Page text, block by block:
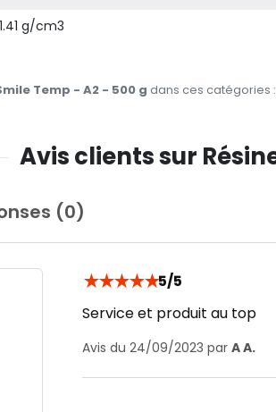
1.41 g/cm3
Temp - A2 - 500 g dans ces catégories :
Avis clients sur
(0)
★★★★★5/5
Service et produit au top
Avis du 24/09/2023 par A A.